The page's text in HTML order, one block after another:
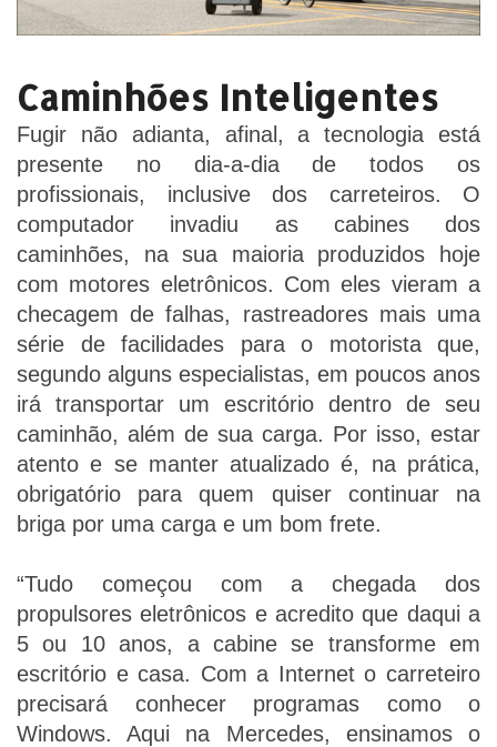
Caminhões Inteligentes
Fugir não adianta, afinal, a tecnologia está
presente no dia-a-dia de todos os
profissionais, inclusive dos carreteiros. O
computador invadiu as cabines dos
caminhões, na sua maioria produzidos hoje
com motores eletrônicos. Com eles vieram a
checagem de falhas, rastreadores mais uma
série de facilidades para o motorista que,
segundo alguns especialistas, em poucos anos
irá transportar um escritório dentro de seu
caminhão, além de sua carga. Por isso, estar
atento e se manter atualizado é, na prática,
obrigatório para quem quiser continuar na
briga por uma carga e um bom frete.
“Tudo começou com a chegada dos
propulsores eletrônicos e acredito que daqui a
5 ou 10 anos, a cabine se transforme em
escritório e casa. Com a Internet o carreteiro
precisará conhecer programas como o
Windows. Aqui na Mercedes, ensinamos o